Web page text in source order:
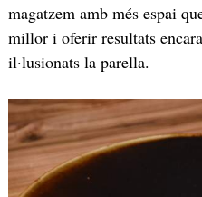
magatzem amb més espai
millor i oferir resultats
il·lusionats la parella.